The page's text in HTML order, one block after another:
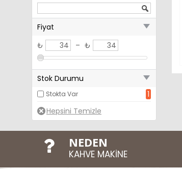
Fiyat
₺
– ₺
Stok Durumu
Stokta Var 1
NEDEN
KAHVE MAKİNE